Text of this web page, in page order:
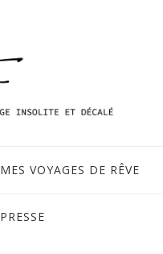
MES VOYAGES DE RÊVE
PRESSE